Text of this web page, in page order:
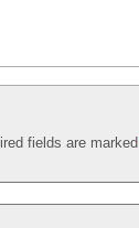
fields are marked